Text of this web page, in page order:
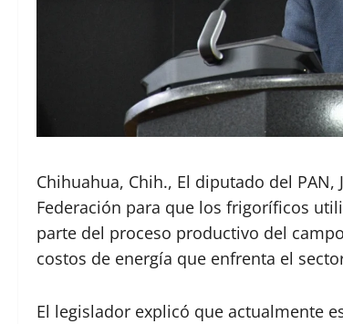
Chihuahua, Chih., El diputado del
Federación para que los frigoríficos
parte del proceso productivo del
costos de energía que enfrenta el
El legislador explicó que actualmente